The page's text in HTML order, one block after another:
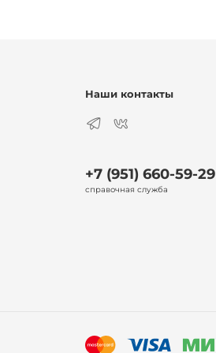
Наши контакты
+7 (951) 660-59-29
справочная служба